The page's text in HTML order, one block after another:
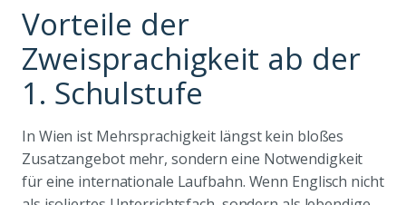
Vorteile der
Zweisprachigkeit ab der
1. Schulstufe
In Wien ist Mehrsprachigkeit längst kein bloßes
Zusatzangebot mehr, sondern eine Notwendigkeit
für eine internationale Laufbahn. Wenn Englisch nicht